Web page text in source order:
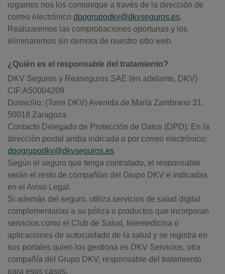
rogamos nos los comunique a través de la dirección de
correo electrónico dpogrupodkv@dkvseguros.es.
Realizaremos las comprobaciones oportunas y los
eliminaremos sin demora de nuestro sitio web.
¿Quién es el responsable del tratamiento?
DKV Seguros y Reaseguros SAE (en adelante, DKV)
CIF:A50004209
Domicilio: (Torre DKV) Avenida de María Zambrano 31,
50018 Zaragoza
Contacto Delegado de Protección de Datos (DPD): En la
dirección postal arriba indicada o por correo electrónico:
dpogrupodkv@dkvseguros.es
Según el seguro que tenga contratado, el responsable
serán el resto de compañías del Grupo DKV e indicadas
en el Aviso Legal.
Si además del seguro, utiliza servicios de salud digital
complementarias a su póliza o productos que incorporan
servicios como el Club de Salud, telemedicina o
aplicaciones de autocuidado de la salud y se registra en
sus portales quien los gestiona es DKV Servicios, otra
compañía del Grupo DKV, responsable del tratamiento
para esos casos.